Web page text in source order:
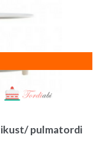
pulmatordi